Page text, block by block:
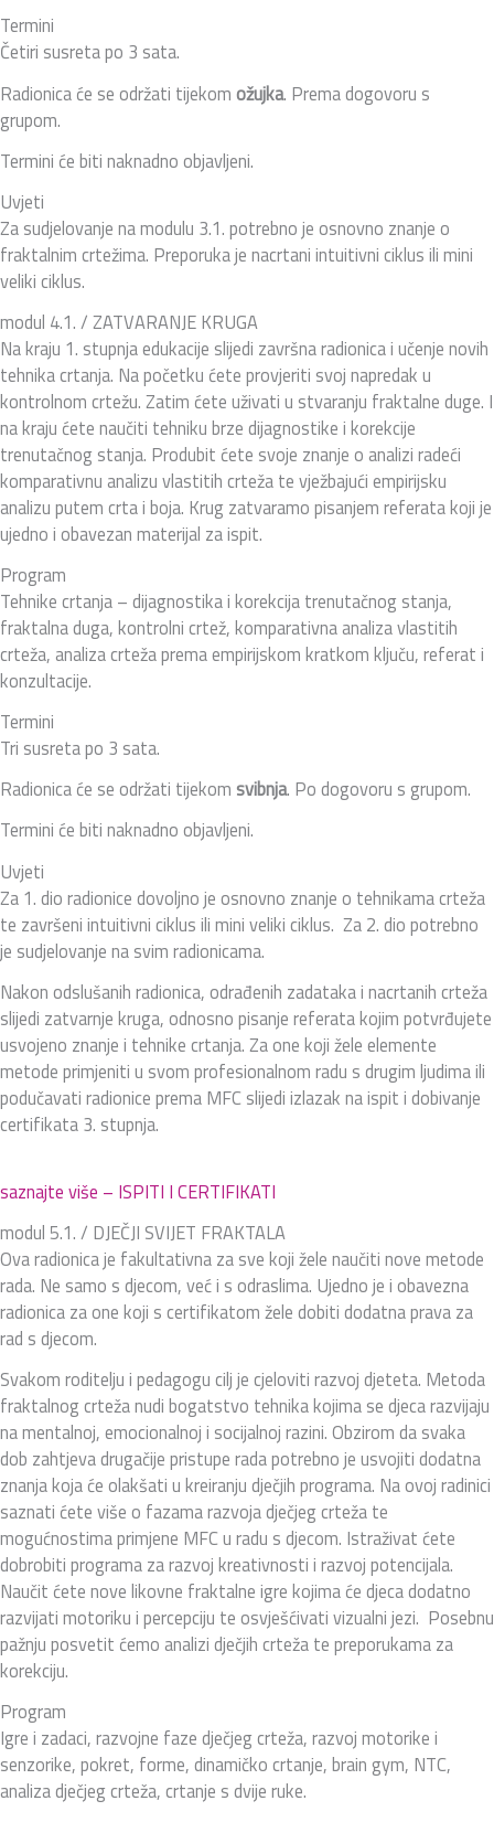
Termini
Četiri susreta po 3 sata.
Radionica će se održati tijekom ožujka. Prema dogovoru s
grupom.
Termini će biti naknadno objavljeni.
Uvjeti
Za sudjelovanje na modulu 3.1. potrebno je osnovno znanje o
fraktalnim crtežima. Preporuka je nacrtani intuitivni ciklus ili mini
veliki ciklus.
modul 4.1. / ZATVARANJE KRUGA
Na kraju 1. stupnja edukacije slijedi završna radionica i učenje novih
tehnika crtanja. Na početku ćete provjeriti svoj napredak u
kontrolnom crtežu. Zatim ćete uživati u stvaranju fraktalne duge. I
na kraju ćete naučiti tehniku brze dijagnostike i korekcije
trenutačnog stanja. Produbit ćete svoje znanje o analizi radeći
komparativnu analizu vlastitih crteža te vježbajući empirijsku
analizu putem crta i boja. Krug zatvaramo pisanjem referata koji je
ujedno i obavezan materijal za ispit.
Program
Tehnike crtanja – dijagnostika i korekcija trenutačnog stanja,
fraktalna duga, kontrolni crtež, komparativna analiza vlastitih
crteža, analiza crteža prema empirijskom kratkom ključu, referat i
konzultacije.
Termini
Tri susreta po 3 sata.
Radionica će se održati tijekom svibnja. Po dogovoru s grupom.
Termini će biti naknadno objavljeni.
Uvjeti
Za 1. dio radionice dovoljno je osnovno znanje o tehnikama crteža
te završeni intuitivni ciklus ili mini veliki ciklus. Za 2. dio potrebno
je sudjelovanje na svim radionicama.
Nakon odslušanih radionica, odrađenih zadataka i nacrtanih crteža
slijedi zatvarnje kruga, odnosno pisanje referata kojim potvrđujete
usvojeno znanje i tehnike crtanja. Za one koji žele elemente
metode primjeniti u svom profesionalnom radu s drugim ljudima ili
podučavati radionice prema MFC slijedi izlazak na ispit i dobivanje
certifikata 3. stupnja.
saznajte više – ISPITI I CERTIFIKATI
modul 5.1. / DJEČJI SVIJET FRAKTALA
Ova radionica je fakultativna za sve koji žele naučiti nove metode
rada. Ne samo s djecom, već i s odraslima. Ujedno je i obavezna
radionica za one koji s certifikatom žele dobiti dodatna prava za
rad s djecom.
Svakom roditelju i pedagogu cilj je cjeloviti razvoj djeteta. Metoda
fraktalnog crteža nudi bogatstvo tehnika kojima se djeca razvijaju
na mentalnoj, emocionalnoj i socijalnoj razini. Obzirom da svaka
dob zahtjeva drugačije pristupe rada potrebno je usvojiti dodatna
znanja koja će olakšati u kreiranju dječjih programa. Na ovoj radinici
saznati ćete više o fazama razvoja dječjeg crteža te
mogućnostima primjene MFC u radu s djecom. Istraživat ćete
dobrobiti programa za razvoj kreativnosti i razvoj potencijala.
Naučit ćete nove likovne fraktalne igre kojima će djeca dodatno
razvijati motoriku i percepciju te osvješćivati vizualni jezi. Posebnu
pažnju posvetit ćemo analizi dječjih crteža te preporukama za
korekciju.
Program
Igre i zadaci, razvojne faze dječjeg crteža, razvoj motorike i
senzorike, pokret, forme, dinamičko crtanje, brain gym, NTC,
analiza dječjeg crteža, crtanje s dvije ruke.